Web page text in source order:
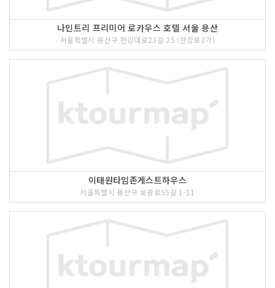
나인트리 프리미어 로카우스 호텔 서울 용산
서울특별시 용산구 한강대로23길 25 (한강로3가)
이태원타임존게스트하우스
서울특별시 용산구 보광로55길 1-11